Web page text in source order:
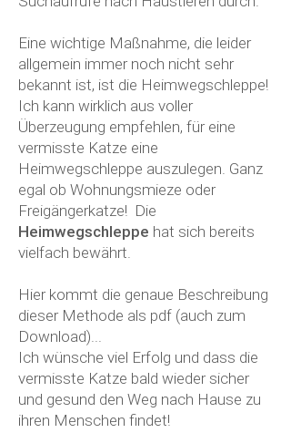
Eine wichtige Maßnahme, die leider
allgemein immer noch nicht sehr
bekannt ist, ist die Heimwegschleppe!
Ich kann wirklich aus voller
Überzeugung empfehlen, für eine
vermisste Katze eine
Heimwegschleppe auszulegen. Ganz
egal ob Wohnungsmieze oder
Freigängerkatze! Die
Heimwegschleppe hat sich bereits
vielfach bewährt.
Hier kommt die genaue Beschreibung
dieser Methode als pdf (auch zum
Download)...
Ich wünsche viel Erfolg und dass die
vermisste Katze bald wieder sicher
und gesund den Weg nach Hause zu
ihren Menschen findet!